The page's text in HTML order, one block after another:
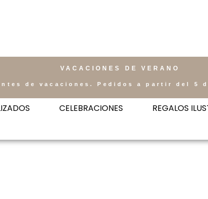
VACACIONES DE VERANO
de vacaciones. Pedidos a partir del 5
CELEBRACIONES REGALOS